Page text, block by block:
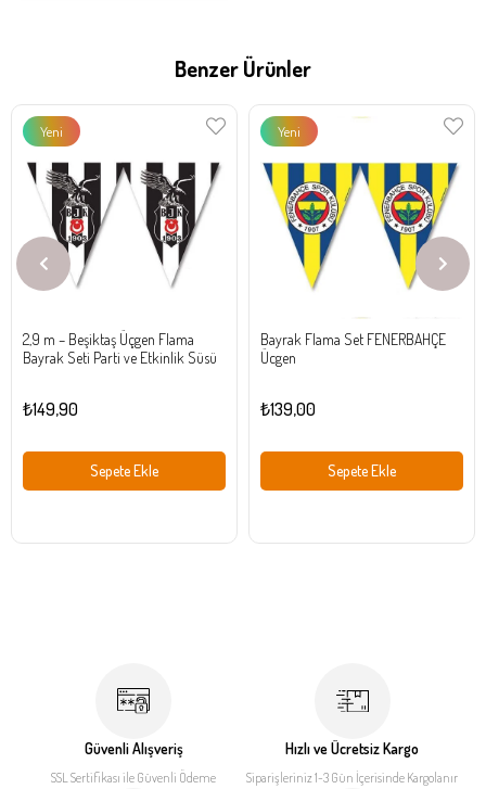
Benzer Ürünler
2,9 m – Beşiktaş Üçgen Flama
Bayrak Seti Parti ve Etkinlik Süsü
₺149,90
Sepete Ekle
Yeni
Ürün
Bayrak Flama Set FENERBAHÇE
Ücgen
₺139,00
Sepete Ekle
Yeni
Ürün
Güvenli Alışveriş
SSL Sertifikası ile Güvenli Ödeme
Hızlı ve Ücretsiz Kargo
Siparişleriniz 1-3 Gün İçerisinde Kargolanır